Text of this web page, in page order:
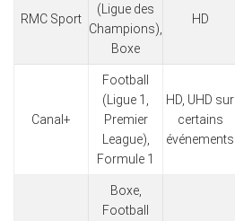
RMC Sport
(Ligue des
Champions),
Boxe
HD
Canal+
Football
(Ligue 1,
Premier
League),
Formule 1
HD, UHD sur
certains
événements
Boxe,
Football